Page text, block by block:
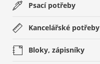
Psací potřeby
Kancelářské potřeby
Bloky, zápisníky